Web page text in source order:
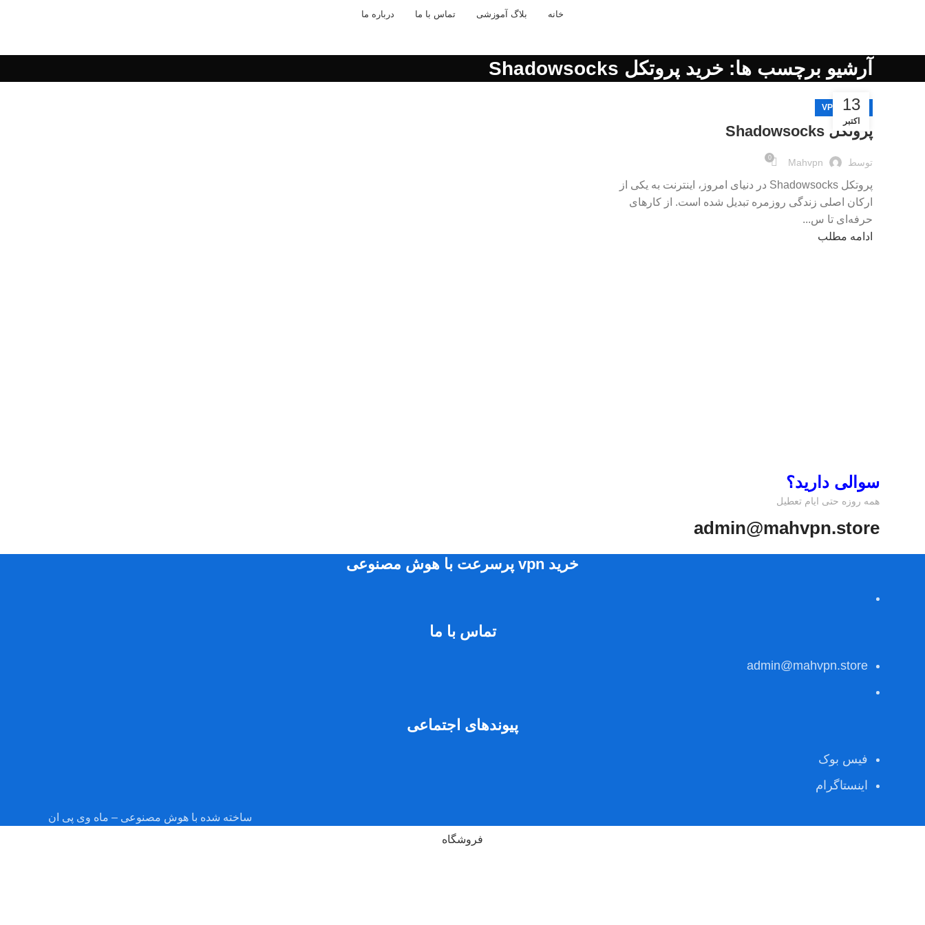
خانه بلاگ آموزشی تماس با ما درباره ما
آرشیو برچسب ها: خرید پروتکل Shadowsocks
13
اکتبر
آموزش VPN
پروتکل Shadowsocks
توسط Mahvpn
0
پروتکل Shadowsocks در دنیای امروز، اینترنت به یکی از
ارکان اصلی زندگی روزمره تبدیل شده است. از کارهای
حرفه‌ای تا س...
ادامه مطلب
سوالی دارید؟
همه روزه حتی ایام تعطیل
admin@mahvpn.store
خرید vpn پرسرعت با هوش مصنوعی
تماس با ما
admin@mahvpn.store
پیوندهای اجتماعی
فیس بوک
اینستاگرام
ساخته شده با هوش مصنوعی – ماه وی پی ان
فروشگاه